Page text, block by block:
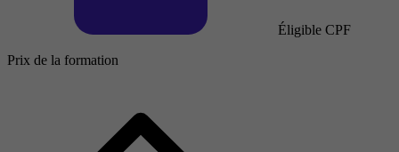
Éligible CPF
Prix de la formation